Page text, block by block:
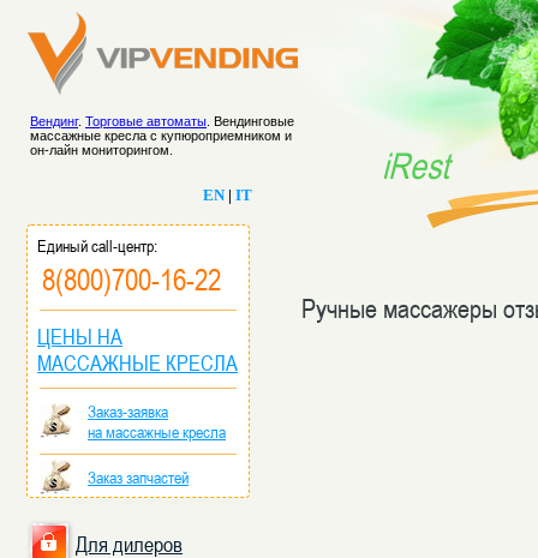
EN| IT
Вендинг. Торговые автоматы . Вендинговые
массажные кресла с купюроприемником и
он-лайн мониторингом.
iRest
Единый call-центр:
8(800)700-16-22
ЦЕНЫ НА
МАССАЖНЫЕ КРЕСЛА
Заказ-заявка
на массажные кресла
Заказ запчастей
Для дилеров
Ручные массажеры